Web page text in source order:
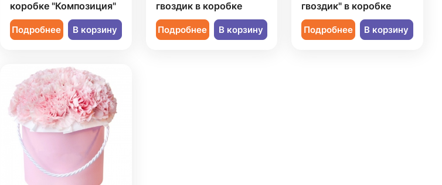
коробке "Композиция"
Подробнее В корзину
гвоздик в коробке
Подробнее В корзину
гвоздик" в коробке
Подробнее В корзину